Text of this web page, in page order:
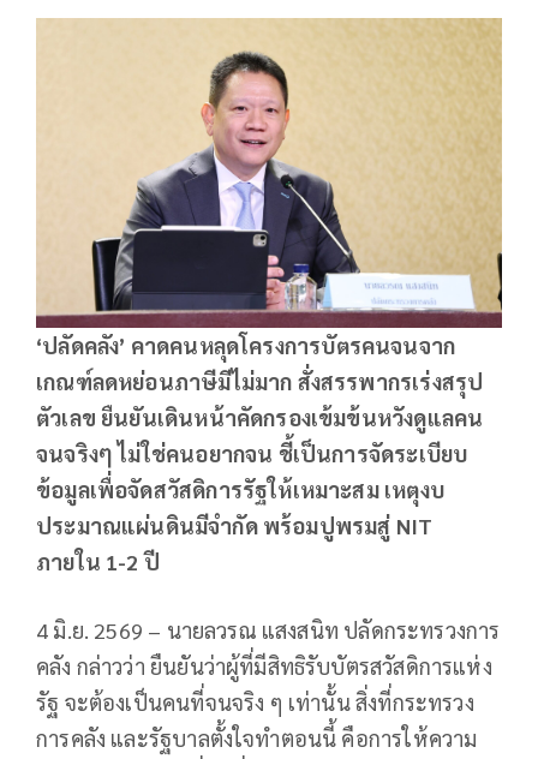
‘ปลัดคลัง’ คาดคนหลุดโครงการบัตรคนจนจาก
เกณฑ์ลดหย่อนภาษีมีไม่มาก สั่งสรรพากรเร่งสรุป
ตัวเลข ยืนยันเดินหน้าคัดกรองเข้มข้นหวังดูแลคน
จนจริงๆ ไม่ใช่คนอยากจน ชี้เป็นการจัดระเบียบ
ข้อมูลเพื่อจัดสวัสดิการรัฐให้เหมาะสม เหตุงบ
ประมาณแผ่นดินมีจำกัด พร้อมปูพรมสู่ NIT
ภายใน 1-2 ปี
4 มิ.ย. 2569 – นายลวรณ แสงสนิท ปลัดกระทรวงการ
คลัง กล่าวว่า ยืนยันว่าผู้ที่มีสิทธิรับบัตรสวัสดิการแห่ง
รัฐ จะต้องเป็นคนที่จนจริง ๆ เท่านั้น สิ่งที่กระทรวง
การคลัง และรัฐบาลตั้งใจทำตอนนี้ คือการให้ความ